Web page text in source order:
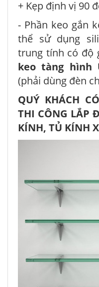
+ Kẹp định vị 90
- Phần keo gắn
thể sử dụng
trung tính có độ
keo tàng hình
(phải dùng đèn
QUÝ KHÁCH
THI CÔNG LẮP
KÍNH, TỦ KÍNH